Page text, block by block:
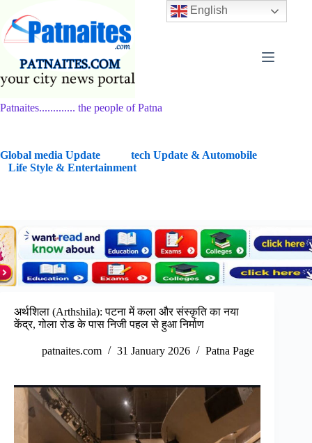
content
Patnaites............. the people of Patna
Global media Update
tech Update & Automobile
Life Style & Entertainment
अर्थशिला (Arthshila): पटना में कला और संस्कृति का नया
केंद्र, गोला रोड के पास निजी पहल से हुआ निर्माण
patnaites.com 31 January 2026 Patna Page
English